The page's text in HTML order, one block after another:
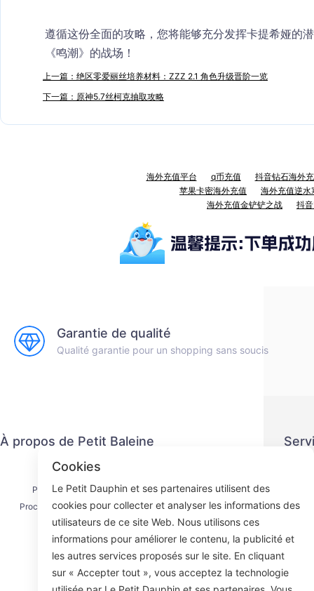
遵循这份全面的攻略，您将能够充分发挥卡提希娅的
《鸣潮》的战场！
上一篇：绝区零爱丽丝培养材料：ZZZ 2.1 角色升级晋阶一览
下一篇：原神5.7丝柯克抽取攻略
海外充值平台 q币充值
抖音钻石海外
苹果卡密海外充值
海外充值逆水
海外充值金铲铲之战
抖
Garantie de qualité
Qualité garantie pour un shopping sans soucis
À propos de Petit Baleine
Nous contacter
Processus d'expédition
Processus de remboursement
À propos de nous
Cookies
Le Petit Dauphin et ses partenaires utilisent des
cookies pour collecter et analyser les informations des
utilisateurs de ce site Web. Nous utilisons ces
informations pour améliorer le contenu, la publicité et
les autres services proposés sur le site. En cliquant
sur « Accepter tout », vous acceptez la technologie